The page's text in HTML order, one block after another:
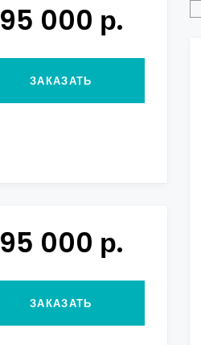
95 000 р.
ЗАКАЗАТЬ
95 000 р.
ЗАКАЗАТЬ